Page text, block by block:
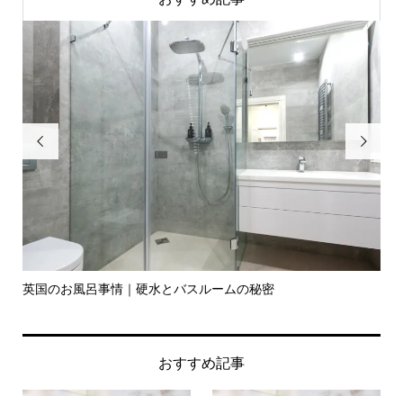

英国のお風呂事情｜硬水とバスルームの秘密

おすすめ記事